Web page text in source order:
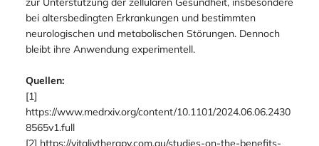
Reaktionen.
FAZIT
zur Unterstützung der zellulären Gesundheit, insbesondere
bei altersbedingten Erkrankungen und bestimmten
neurologischen und metabolischen Störungen. Dennoch
bleibt ihre Anwendung experimentell.